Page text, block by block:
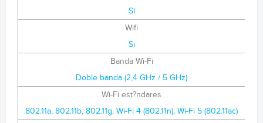
Si
Wifi
Si
Banda Wi-Fi
Doble banda (2,4 GHz / 5 GHz)
Wi-Fi est?ndares
802.11a, 802.11b, 802.11g, Wi-Fi 4 (802.11n), Wi-Fi 5 (802.11ac)